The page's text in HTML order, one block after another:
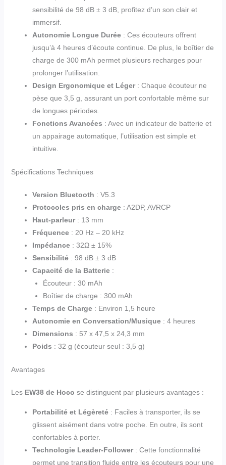
sensibilité de 98 dB ± 3 dB, profitez d’un son clair et
immersif.
Autonomie Longue Durée: Ces écouteurs offrent
jusqu’à 4 heures d’écoute continue. De plus, le boîtier de
charge de 300 mAh permet plusieurs recharges pour
prolonger l’utilisation.
Design Ergonomique et Léger: Chaque écouteur ne
pèse que 3,5 g, assurant un port confortable même sur
de longues périodes.
Fonctions Avancées : Avec un indicateur de batterie et
un appairage automatique, l’utilisation est simple et
intuitive.
Spécifications Techniques
Version Bluetooth : V5.3
Protocoles pris en charge: A2DP, AVRCP
Haut-parleur: 13 mm
Fréquence: 20 Hz – 20 kHz
Impédance: 32Ω ± 15%
Sensibilité: 98 dB ± 3 dB
Capacité de la Batterie:
Écouteur : 30 mAh
Boîtier de charge : 300 mAh
Temps de Charge: Environ 1,5 heure
Autonomie en Conversation/Musique: 4 heures
Dimensions : 57 x 47,5 x 24,3 mm
Poids : 32 g (écouteur seul : 3,5 g)
Avantages
Les EW38 de Hoco se distinguent par plusieurs avantages :
Portabilité et Légèreté: Faciles à transporter, ils se
glissent aisément dans votre poche. En outre, ils sont
confortables à porter.
Technologie Leader-Follower: Cette fonctionnalité
permet une transition fluide entre les écouteurs pour une